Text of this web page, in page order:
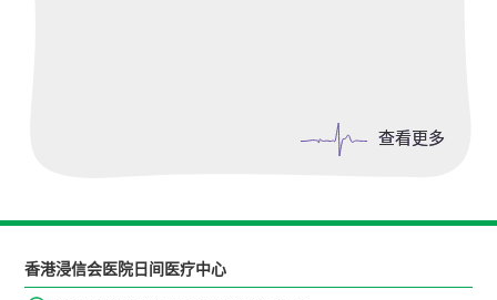
查看更多
查看更多
香港浸信会医院日间医疗中心